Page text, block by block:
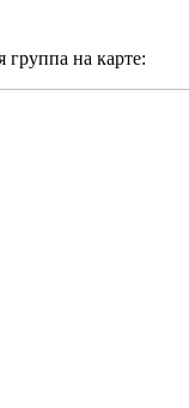
на карте: